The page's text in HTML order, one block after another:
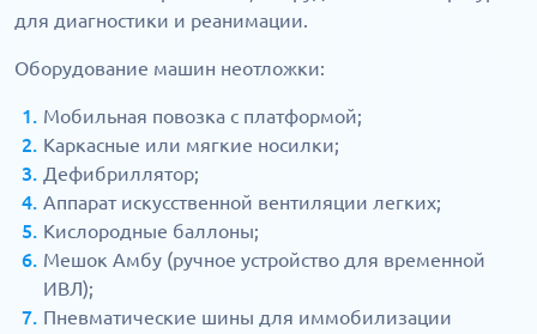
для диагностики и реанимации.
Оборудование машин неотложки:
Мобильная повозка с платформой;
Каркасные или мягкие носилки;
Дефибриллятор;
Аппарат искусственной вентиляции легких;
Кислородные баллоны;
Мешок Амбу (ручное устройство для временной
ИВЛ);
Пневматические шины для иммобилизации